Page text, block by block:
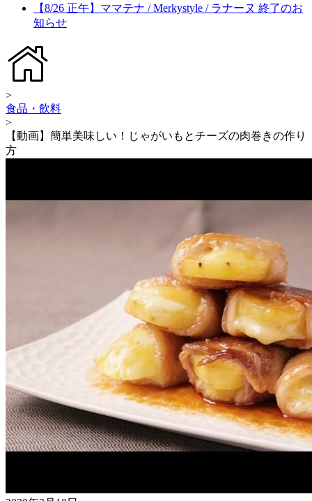
【8/26 正午】ママテナ / Merkystyle / ラナーヌ 終了のお
知らせ
>
食品・飲料
>
【動画】簡単美味しい！じゃがいもとチーズの肉巻きの作り
方